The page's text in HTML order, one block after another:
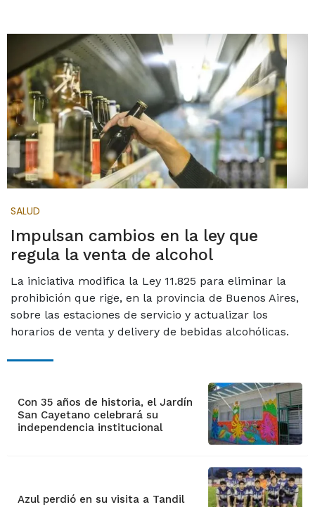
SALUD
Impulsan cambios en la ley que
regula la venta de alcohol
La iniciativa modifica la Ley 11.825 para eliminar la
prohibición que rige, en la provincia de Buenos Aires,
sobre las estaciones de servicio y actualizar los
horarios de venta y delivery de bebidas alcohólicas.
Con 35 años de historia, el Jardín
San Cayetano celebrará su
independencia institucional
Azul perdió en su visita a Tandil